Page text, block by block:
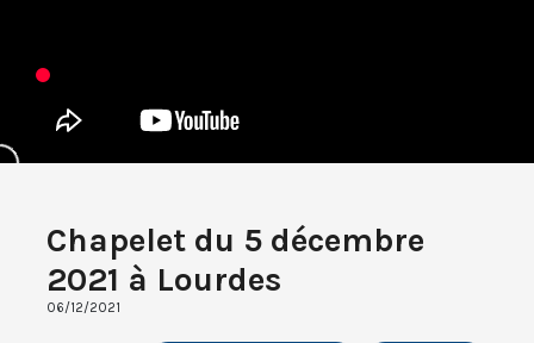
Chapelet du 5 décembre
2021 à Lourdes
06/12/2021